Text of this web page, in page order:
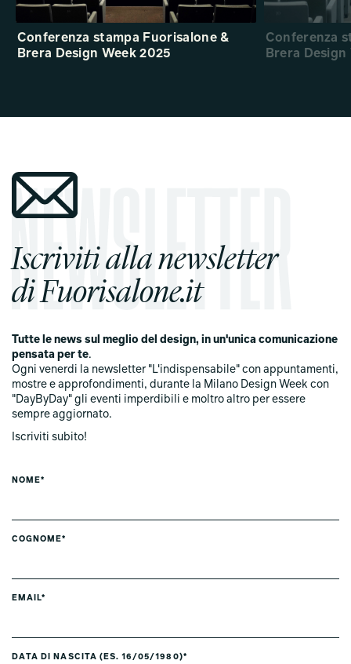
Conferenza stampa Fuorisalone &
Brera Design Week 2025
Conferenza
Brera Design
Iscriviti alla newsletter
di Fuorisalone.it
Tutte le news sul meglio del design, in un'unica comunicazione
pensata per te.
Ogni venerdi la newsletter "L'indispensabile" con appuntamenti,
mostre e approfondimenti, durante la Milano Design Week con
"DayByDay" gli eventi imperdibili e moltro altro per essere
sempre aggiornato.
Iscriviti subito!
NOME*
COGNOME*
EMAIL*
DATA DI NASCITA (ES. 16/05/1980)*